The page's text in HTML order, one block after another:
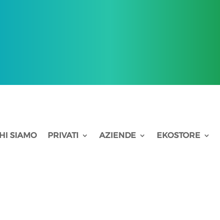
SIAMO PRIVATI AZIENDE EKOSTORE